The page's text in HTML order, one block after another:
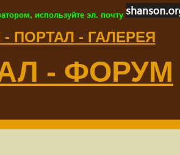
используйте эл. почту
ПОРТАЛ - ГАЛЕРЕЯ
- ФОРУМ